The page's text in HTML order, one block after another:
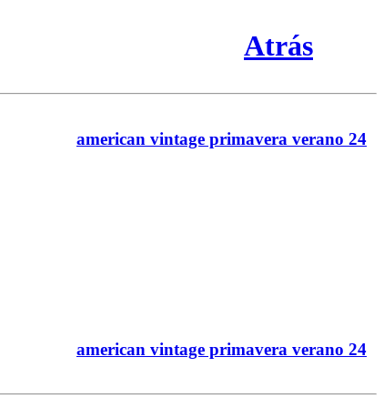
Atrás
american vintage primavera verano 24
american vintage primavera verano 24